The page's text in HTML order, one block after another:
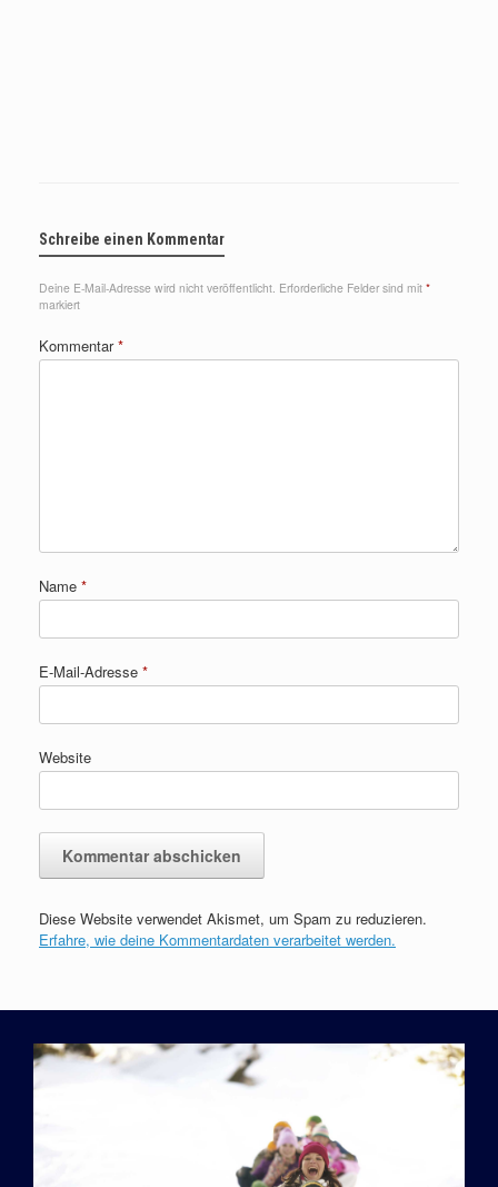
Schreibe einen Kommentar
Deine E-Mail-Adresse wird nicht veröffentlicht. Erforderliche Felder sind mit *
markiert
Kommentar*
Name *
E-Mail-Adresse *
Website
Diese Website verwendet Akismet, um Spam zu reduzieren.
Erfahre, wie deine Kommentardaten verarbeitet werden.